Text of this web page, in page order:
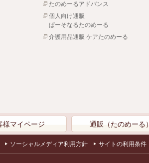
たのめーるアドバンス
個人向け通販
ぱーそなるたのめーる
介護用品通販 ケアたのめーる
様マイページ 通販（たのめーる）
ソーシャルメディア利用方針 サイトの利用条件